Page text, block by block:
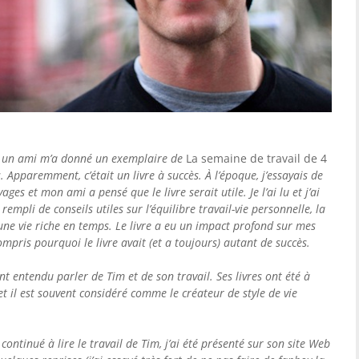
ami m’a donné un exemplaire de La semaine de travail de 4
c’était un livre à succès. À l’époque, j’essayais de
et mon ami a pensé que le livre serait utile. Je l’ai lu et j’ai
de conseils utiles sur l’équilibre travail-vie personnelle, la
vie riche en temps. Le livre a eu un impact profond sur mes
pourquoi le livre avait (et a toujours) autant de succès.
entendu parler de Tim et de son travail. Ses livres ont été à
il est souvent considéré comme le créateur de style de vie
à lire le travail de Tim, j’ai été présenté sur son site Web